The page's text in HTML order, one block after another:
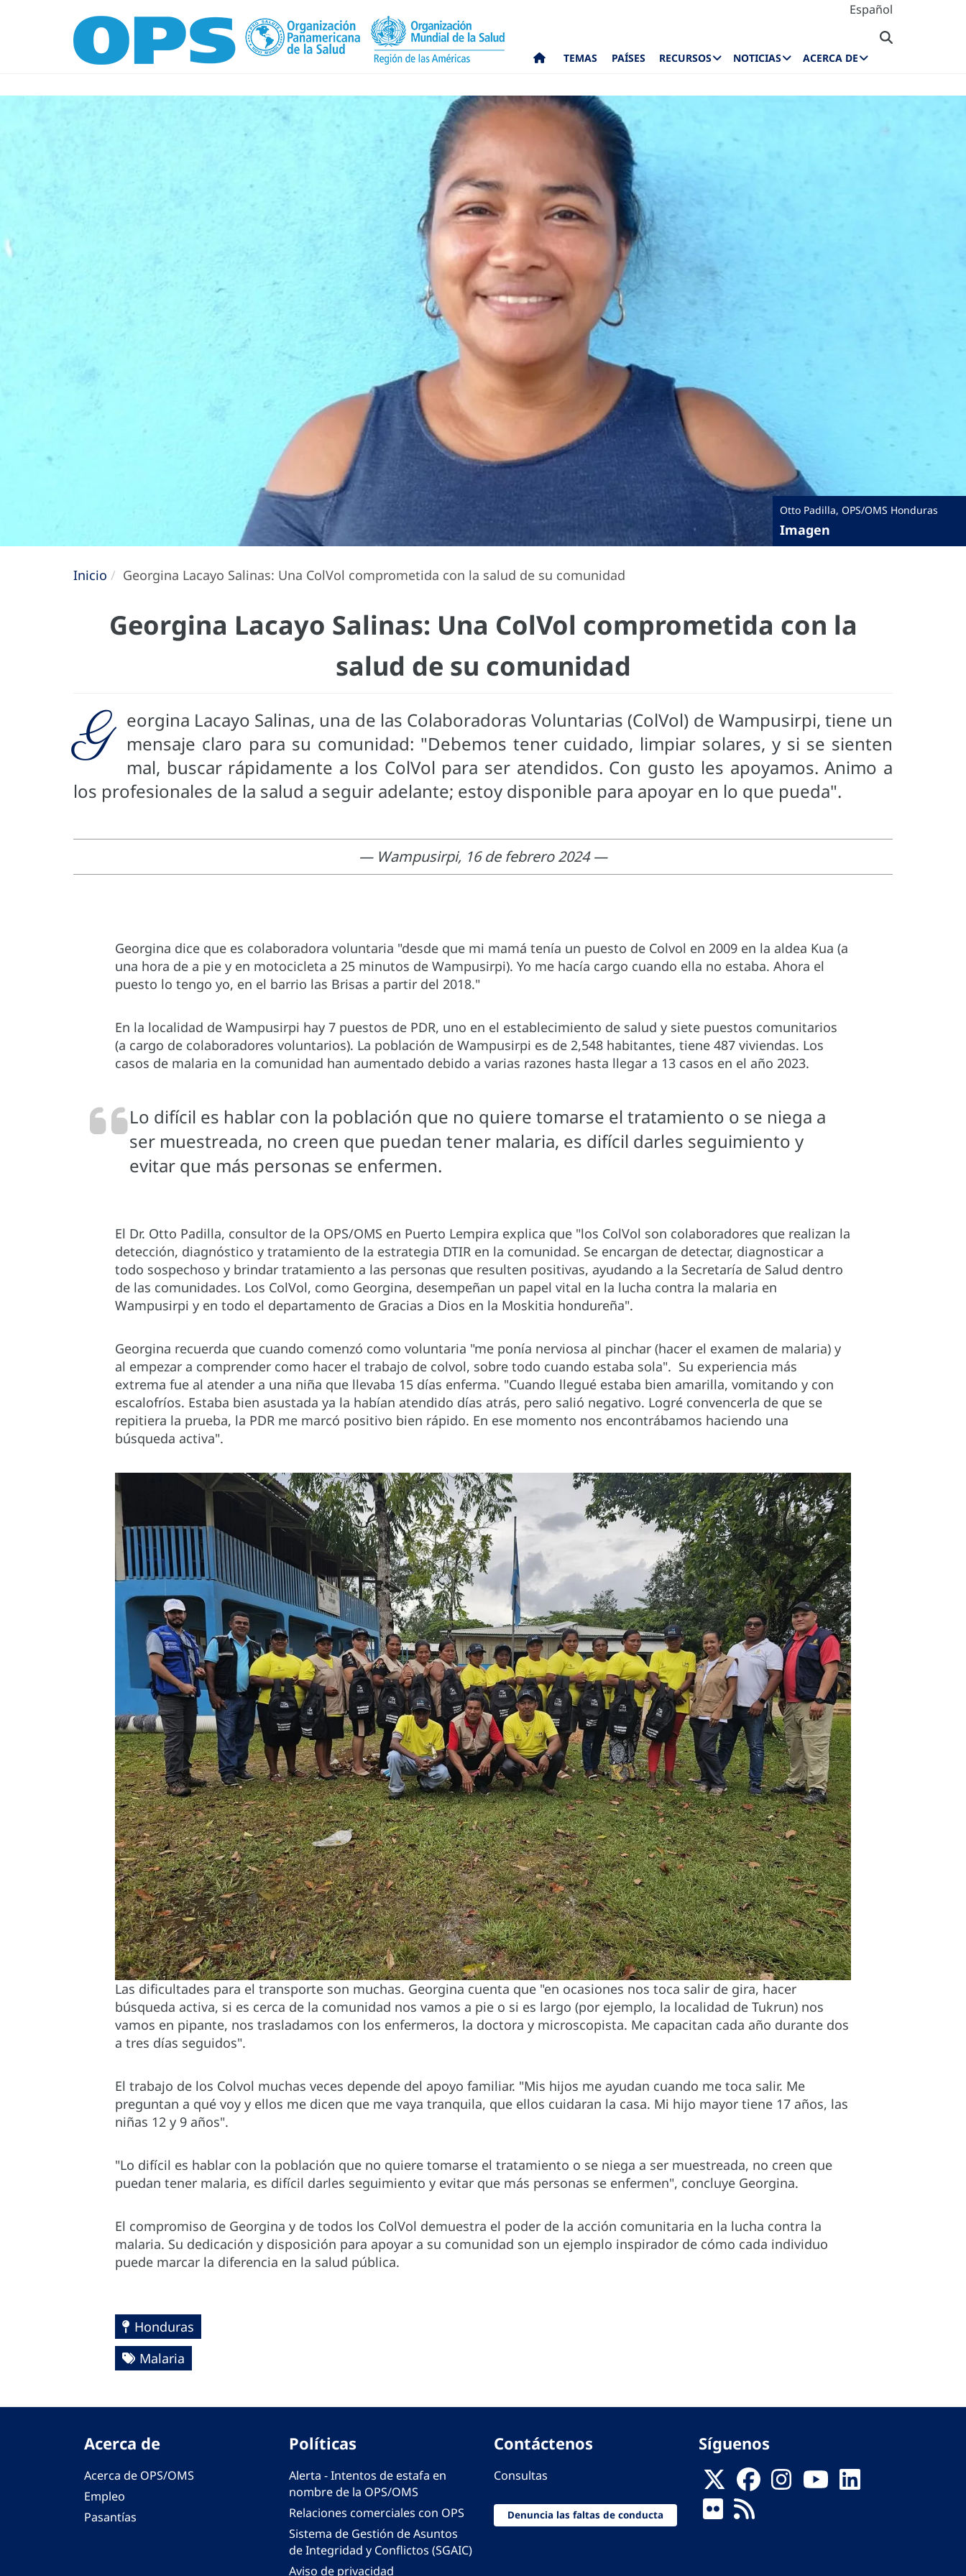
Español
TEMAS PAÍSES RECURSOS NOTICIAS ACERCA DE
Otto Padilla, OPS/OMS Honduras
Imagen
Inicio Georgina Lacayo Salinas: Una ColVol comprometida con la salud de su comunidad
Georgina Lacayo Salinas: Una ColVol comprometida con la
salud de su comunidad
G eorgina Lacayo Salinas, una de las Colaboradoras Voluntarias (ColVol) de Wampusirpi, tiene un
mensaje claro para su comunidad: "Debemos tener cuidado, limpiar solares, y si se sienten
mal, buscar rápidamente a los ColVol para ser atendidos. Con gusto les apoyamos. Animo a
los profesionales de la salud a seguir adelante; estoy disponible para apoyar en lo que pueda".
— Wampusirpi, 16 de febrero 2024 —
Georgina dice que es colaboradora voluntaria "desde que mi mamá tenía un puesto de Colvol en 2009 en la aldea Kua (a
una hora de a pie y en motocicleta a 25 minutos de Wampusirpi). Yo me hacía cargo cuando ella no estaba. Ahora el
puesto lo tengo yo, en el barrio las Brisas a partir del 2018."
En la localidad de Wampusirpi hay 7 puestos de PDR, uno en el establecimiento de salud y siete puestos comunitarios
(a cargo de colaboradores voluntarios). La población de Wampusirpi es de 2,548 habitantes, tiene 487 viviendas. Los
casos de malaria en la comunidad han aumentado debido a varias razones hasta llegar a 13 casos en el año 2023.
Lo difícil es hablar con la población que no quiere tomarse el tratamiento o se niega a
ser muestreada, no creen que puedan tener malaria, es difícil darles seguimiento y
evitar que más personas se enfermen.
El Dr. Otto Padilla, consultor de la OPS/OMS en Puerto Lempira explica que "los ColVol son colaboradores que realizan la
detección, diagnóstico y tratamiento de la estrategia DTIR en la comunidad. Se encargan de detectar, diagnosticar a
todo sospechoso y brindar tratamiento a las personas que resulten positivas, ayudando a la Secretaría de Salud dentro
de las comunidades. Los ColVol, como Georgina, desempeñan un papel vital en la lucha contra la malaria en
Wampusirpi y en todo el departamento de Gracias a Dios en la Moskitia hondureña".
Georgina recuerda que cuando comenzó como voluntaria "me ponía nerviosa al pinchar (hacer el examen de malaria) y
al empezar a comprender como hacer el trabajo de colvol, sobre todo cuando estaba sola". Su experiencia más
extrema fue al atender a una niña que llevaba 15 días enferma. "Cuando llegué estaba bien amarilla, vomitando y con
escalofríos. Estaba bien asustada ya la habían atendido días atrás, pero salió negativo. Logré convencerla de que se
repitiera la prueba, la PDR me marcó positivo bien rápido. En ese momento nos encontrábamos haciendo una
búsqueda activa".
Las dificultades para el transporte son muchas. Georgina cuenta que "en ocasiones nos toca salir de gira, hacer
búsqueda activa, si es cerca de la comunidad nos vamos a pie o si es largo (por ejemplo, la localidad de Tukrun) nos
vamos en pipante, nos trasladamos con los enfermeros, la doctora y microscopista. Me capacitan cada año durante dos
a tres días seguidos".
El trabajo de los Colvol muchas veces depende del apoyo familiar. "Mis hijos me ayudan cuando me toca salir. Me
preguntan a qué voy y ellos me dicen que me vaya tranquila, que ellos cuidaran la casa. Mi hijo mayor tiene 17 años, las
niñas 12 y 9 años".
"Lo difícil es hablar con la población que no quiere tomarse el tratamiento o se niega a ser muestreada, no creen que
puedan tener malaria, es difícil darles seguimiento y evitar que más personas se enfermen", concluye Georgina.
El compromiso de Georgina y de todos los ColVol demuestra el poder de la acción comunitaria en la lucha contra la
malaria. Su dedicación y disposición para apoyar a su comunidad son un ejemplo inspirador de cómo cada individuo
puede marcar la diferencia en la salud pública.
Honduras
Malaria
Acerca de
Acerca de OPS/OMS
Empleo
Pasantías
Políticas
Alerta - Intentos de estafa en
nombre de la OPS/OMS
Relaciones comerciales con OPS
Sistema de Gestión de Asuntos
de Integridad y Conflictos (SGAIC)
Aviso de privacidad
Contáctenos
Consultas
Denuncia las faltas de conducta
Síguenos